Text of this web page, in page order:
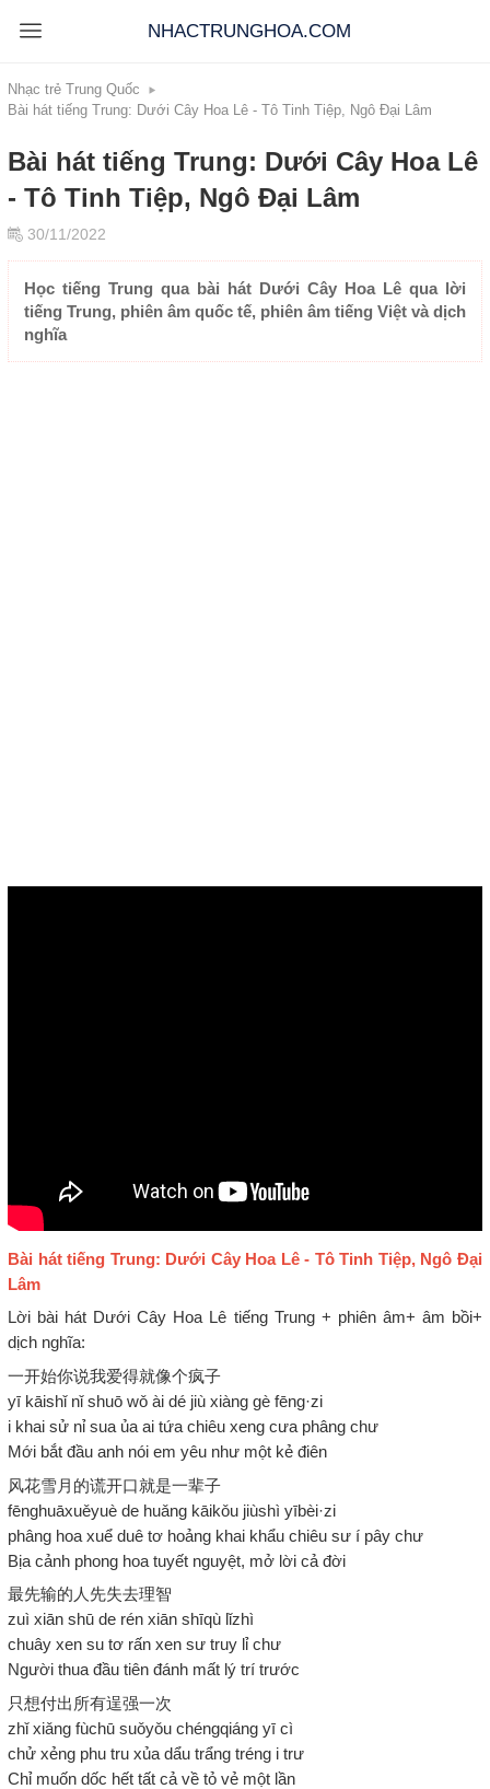
NHACTRUNGHOA.COM
Nhạc trẻ Trung Quốc
Bài hát tiếng Trung: Dưới Cây Hoa Lê - Tô Tinh Tiệp, Ngô Đại Lâm
Bài hát tiếng Trung: Dưới Cây Hoa Lê
- Tô Tinh Tiệp, Ngô Đại Lâm
30/11/2022
Học tiếng Trung qua bài hát Dưới Cây Hoa Lê qua lời
tiếng Trung, phiên âm quốc tế, phiên âm tiếng Việt và dịch
nghĩa
Bài hát tiếng Trung: Dưới Cây Hoa Lê - Tô Tinh Tiệp, Ngô Đại
Lâm
Lời bài hát Dưới Cây Hoa Lê tiếng Trung + phiên âm+ âm bồi+
dịch nghĩa:
一开始你说我爱得就像个疯子
yī kāishǐ nǐ shuō wǒ ài dé jiù xiàng gè fēng·zi
i khai sử nỉ sua ủa ai tứa chiêu xeng cưa phâng chư
Mới bắt đầu anh nói em yêu như một kẻ điên
风花雪月的谎开口就是一辈子
fēnghuāxuěyuè de huǎng kāikǒu jiùshì yībèi·zi
phâng hoa xuể duê tơ hoảng khai khẩu chiêu sư í pây chư
Bịa cảnh phong hoa tuyết nguyệt, mở lời cả đời
最先输的人先失去理智
zuì xiān shū de rén xiān shīqù lǐzhì
chuây xen su tơ rấn xen sư truy lỉ chư
Người thua đầu tiên đánh mất lý trí trước
只想付出所有逞强一次
zhǐ xiǎng fùchū suǒyǒu chéngqiáng yī cì
chử xẻng phu tru xủa dẩu trẩng tréng i trư
Chỉ muốn dốc hết tất cả về tỏ vẻ một lần